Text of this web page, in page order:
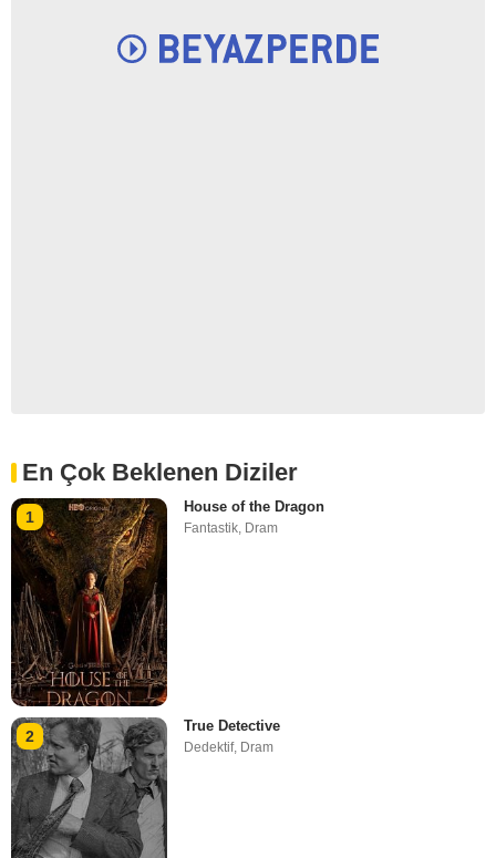
En Çok Beklenen Diziler
1
House of the Dragon
Fantastik, Dram
2
True Detective
Dedektif, Dram